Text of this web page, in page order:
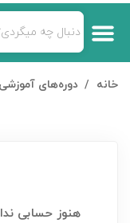
خانه دوره‌های آموزشی
هنوز حسابی